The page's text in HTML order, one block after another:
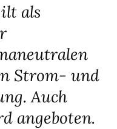
als
Strom- und
Auch
angeboten.